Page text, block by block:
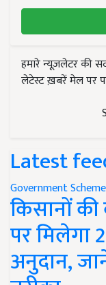
हमारे न्यूज़लेटर की
लेटेस्ट ख़बरें मेल पर
Latest
Government Scheme
किसानों
पर मिलेगा
अनुदान,